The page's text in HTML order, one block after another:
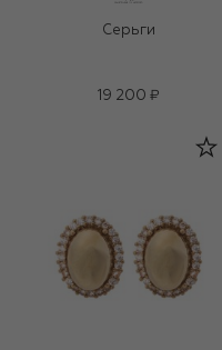
Серьги
19 200 ₽